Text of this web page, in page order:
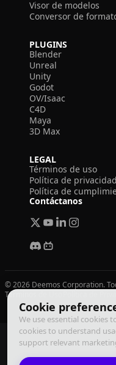
Cookie
We use essential cookies
cookies to understand
support relevant
Visor de modelos
Conversor de
PLUGINS
Blender
Unreal
Unity
Godot
OV/Isaac
C4D
Maya
3D Max
LEGAL
Términos de uso
Política de privacidad
Política de
Contáctanos
© 2026 Deemos Corporation.
Términos de Uso